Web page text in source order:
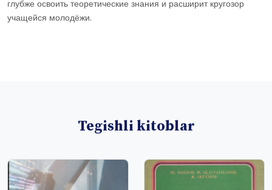
глубже освоить теоретические знания и расширит кругозор
учащейся молодёжи.
Tegishli kitoblar